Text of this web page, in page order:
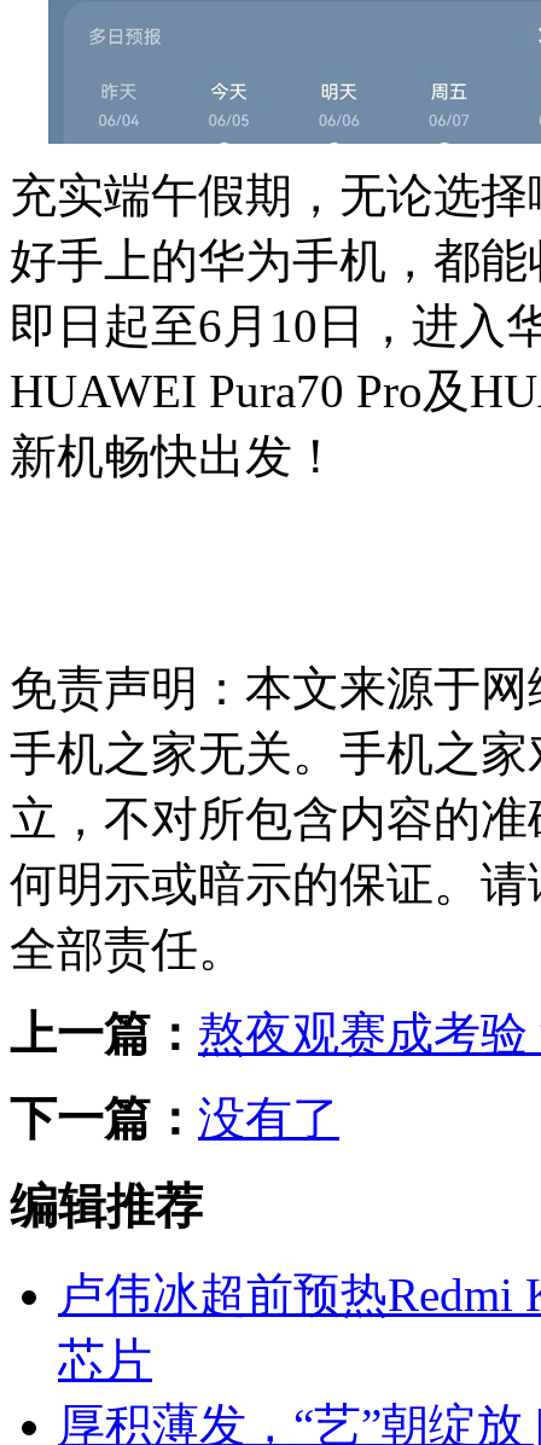
充实端午假期，无论选
好手上的华为手机，都
即日起至6月10日，进入
HUAWEI Pura70 Pro及
新机畅快出发！
免责声明：本文来源于
手机之家无关。手机之
立，不对所包含内容的
何明示或暗示的保证。
全部责任。
上一篇： 熬夜观赛成考
下一篇： 没有了
编辑推荐
卢伟冰超前预热Redmi
芯片
厚积薄发，“艺”朝绽